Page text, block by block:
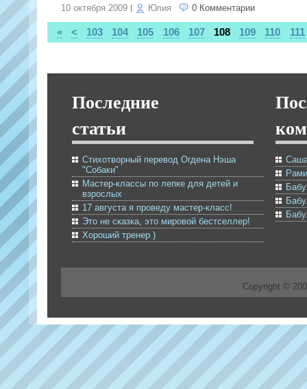
10 октября 2009 Юлия 0 Комментарии
« < 103 104 105 106 107 108 109 110 111
Последние
статьи
Стихотворный перевод Огдена Нэша
"Собаки"
Мастер-классы по лепке для детей и
взрослых
17 августа я проведу мастер-класс!
Это не сказка, это мировой бестселлер!
Хороший тренер )
Copyright ©